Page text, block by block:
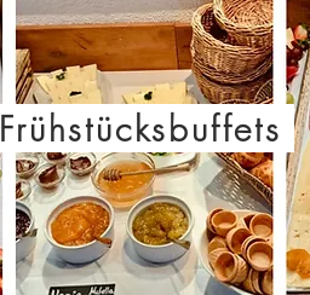
Frühstücksbuffets